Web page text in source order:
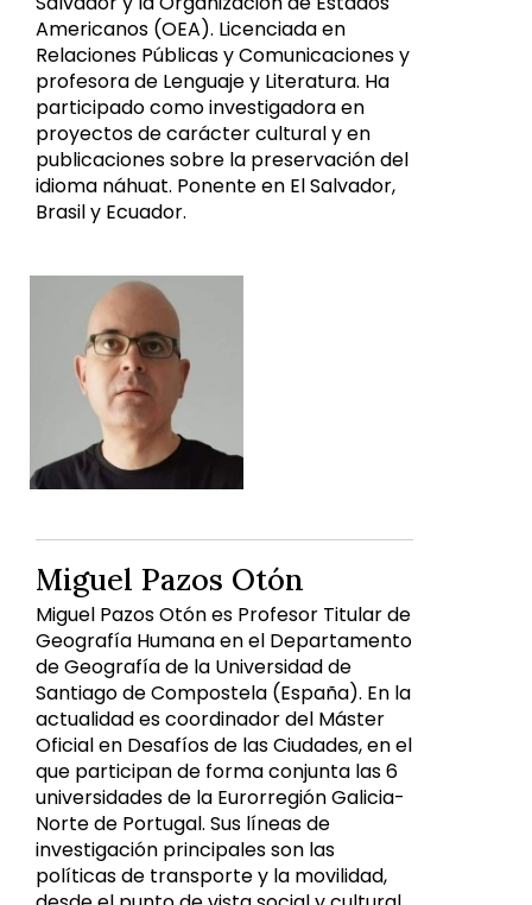
Americanos (OEA). Licenciada en
Relaciones Públicas y Comunicaciones y
profesora de Lenguaje y Literatura. Ha
participado como investigadora en
proyectos de carácter cultural y en
publicaciones sobre la preservación del
idioma náhuat. Ponente en El Salvador,
Brasil y Ecuador.
Miguel Pazos Otón
Miguel Pazos Otón es Profesor Titular de
Geografía Humana en el Departamento
de Geografía de la Universidad de
Santiago de Compostela (España). En la
actualidad es coordinador del Máster
Oficial en Desafíos de las Ciudades, en el
que participan de forma conjunta las 6
universidades de la Eurorregión Galicia-
Norte de Portugal. Sus líneas de
investigación principales son las
políticas de transporte y la movilidad,